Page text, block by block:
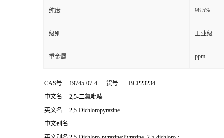
纯度 98.5%
级别 工业级
重金属 ppm
CAS号 19745-07-4 货号
BCP23234
中文名
2,5-二氯吡嗪
英文名
2,5-Dichloropyrazine
中文别名